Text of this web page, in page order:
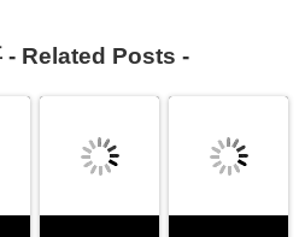
- Related Posts -